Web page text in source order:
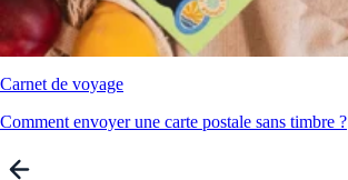
Carnet de voyage
Comment envoyer une carte postale sans timbre ?